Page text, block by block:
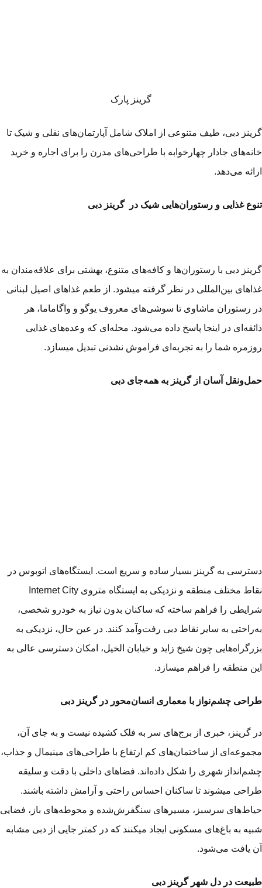
گرینز پارک
دبی، طیف متنوعی از املاک شامل آپارتمان‌های نقلی و شیک تا
جادار چهارخوابه با طراحی‌های مدرن را برای اجاره و خرید
می‌دهد.
غذایی و رستوران‌هایی شیک در گرینز دبی
دبی با رستوران‌ها و کافه‌های متنوع، بهشتی برای علاقه‌مندان به
بین‌المللی در نظر گرفته می­شود. از طعم غذاهای اصیل لبنانی
رستوران ماشاوی تا سوشی‌های معروف یوگو و واگاماما، هر
در اینجا پاسخ داده می‌شود. محله‌ای که وعده‌های غذایی
شما را به تجربه‌ای فراموش نشدنی تبدیل می­سازد.
آسان از گرینز به همه‌جای دبی
به گرینز بسیار ساده و سریع است. ایستگاه‌های اتوبوس در
نقاط مختلف منطقه و نزدیکی به ایستگاه متروی Internet City
را فراهم ساخته که ساکنان بدون نیاز به خودرو شخصی،
به سایر نقاط دبی رفت‌وآمد کنند. در عین حال، نزدیکی به
چون شیخ زاید و خیابان الخیل، امکان دسترسی عالی به
منطقه را فراهم می­سازد.
چشم‌نواز با معماری انسان‌محور در گرینز دبی
گرینز، خبری از برج‌های سر به فلک کشیده نیست و به جای آن،
از ساختمان‌های کم ‌ارتفاع با طراحی‌های مینیمال و جذاب،
شهری را شکل داده‌اند. فضاهای داخلی با دقت و سلیقه
می­شوند تا ساکنان احساس راحتی و آرامش داشته باشند.
سرسبز، مسیرهای سنگفرش‌شده و محوطه‌های باز، فضایی
به باغ‌های مسکونی ایجاد می­کنند که در کمتر جایی از دبی مشابه
یافت می‌شود.
در دل شهر گرینز دبی